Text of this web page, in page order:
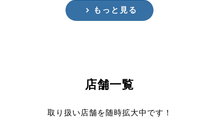
もっと見る
店舗一覧
取り扱い店舗を随時拡大中です！